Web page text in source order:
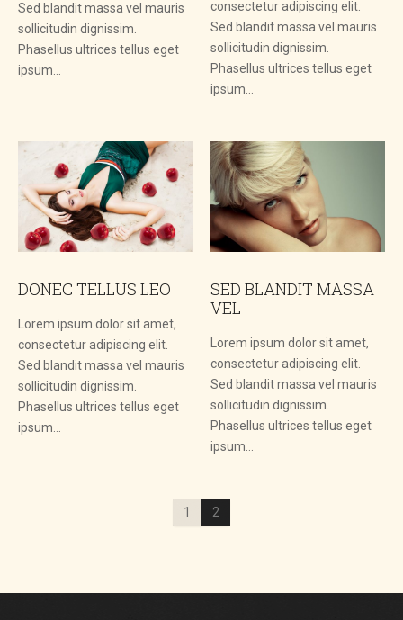
Sed blandit massa vel mauris
sollicitudin dignissim.
Phasellus ultrices tellus eget
ipsum…
consectetur adipiscing elit.
Sed blandit massa vel mauris
sollicitudin dignissim.
Phasellus ultrices tellus eget
ipsum…
DONEC TELLUS LEO
Lorem ipsum dolor sit amet,
consectetur adipiscing elit.
Sed blandit massa vel mauris
sollicitudin dignissim.
Phasellus ultrices tellus eget
ipsum…
SED BLANDIT MASSA
VEL
Lorem ipsum dolor sit amet,
consectetur adipiscing elit.
Sed blandit massa vel mauris
sollicitudin dignissim.
Phasellus ultrices tellus eget
ipsum…
1 2